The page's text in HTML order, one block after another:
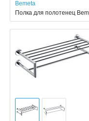
Bemeta
Полка для полотенец